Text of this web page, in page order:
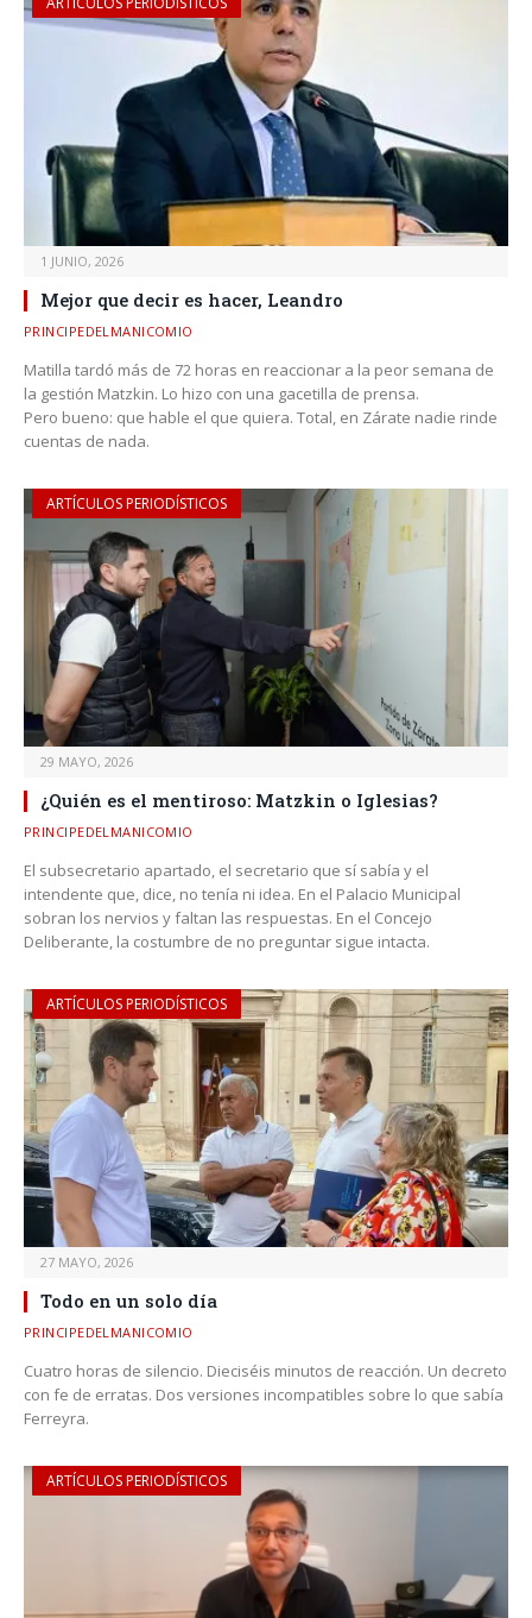
1 JUNIO, 2026
Mejor que decir es hacer, Leandro
PRINCIPEDELMANICOMIO
Matilla tardó más de 72 horas en reaccionar a la peor semana de
la gestión Matzkin. Lo hizo con una gacetilla de prensa.
Pero bueno: que hable el que quiera. Total, en Zárate nadie rinde
cuentas de nada.
ARTÍCULOS PERIODÍSTICOS
29 MAYO, 2026
¿Quién es el mentiroso: Matzkin o Iglesias?
PRINCIPEDELMANICOMIO
El subsecretario apartado, el secretario que sí sabía y el
intendente que, dice, no tenía ni idea. En el Palacio Municipal
sobran los nervios y faltan las respuestas. En el Concejo
Deliberante, la costumbre de no preguntar sigue intacta.
ARTÍCULOS PERIODÍSTICOS
27 MAYO, 2026
Todo en un solo día
PRINCIPEDELMANICOMIO
Cuatro horas de silencio. Dieciséis minutos de reacción. Un decreto
con fe de erratas. Dos versiones incompatibles sobre lo que sabía
Ferreyra.
ARTÍCULOS PERIODÍSTICOS